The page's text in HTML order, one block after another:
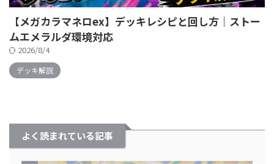
【メガカラマネロex】デッキレシピと回し方｜ストー
ムエメラルダ環境対応
2026/8/4
デッキ解説
よく読まれている記事